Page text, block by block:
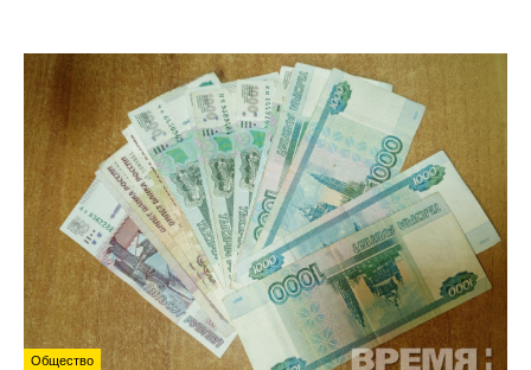
Общество